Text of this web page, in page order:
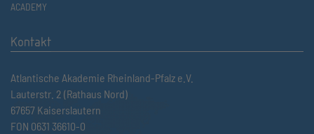
ACADEMY
Kontakt
Atlantische Akademie Rheinland-Pfalz e.V.
Lauterstr. 2 (Rathaus Nord)
67657 Kaiserslautern
FON 0631 36610-0